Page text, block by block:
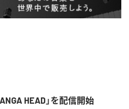
HEAD」を配信開始